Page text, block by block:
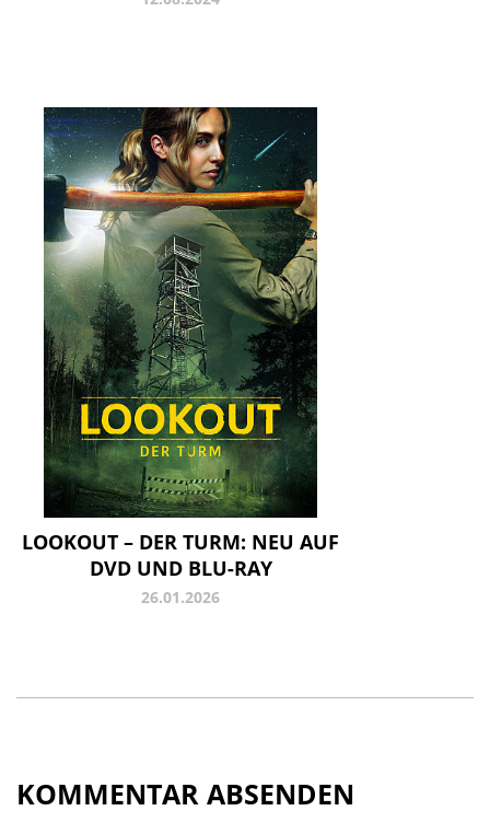
LOOKOUT – DER TURM: NEU AUF
DVD UND BLU-RAY
26.01.2026
KOMMENTAR ABSENDEN